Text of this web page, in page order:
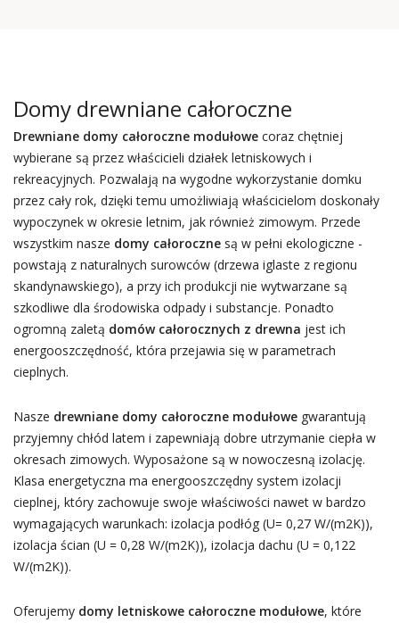
Domy drewniane całoroczne
Drewniane domy całoroczne modułowecoraz chętniej
wybierane są przez właścicieli działek letniskowych i
rekreacyjnych. Pozwalają na wygodne wykorzystanie domku
przez cały rok, dzięki temu umożliwiają właścicielom doskonały
wypoczynek w okresie letnim, jak również zimowym. Przede
wszystkim nasze domy całorocznesą w pełni ekologiczne -
powstają z naturalnych surowców (drzewa iglaste z regionu
skandynawskiego), a przy ich produkcji nie wytwarzane są
szkodliwe dla środowiska odpady i substancje. Ponadto
ogromną zaletą domów całorocznych z drewna jest ich
energooszczędność, która przejawia się w parametrach
cieplnych.
Nasze drewniane domy całoroczne modułowegwarantują
przyjemny chłód latem i zapewniają dobre utrzymanie ciepła w
okresach zimowych. Wyposażone są w nowoczesną izolację.
Klasa energetyczna ma energooszczędny system izolacji
cieplnej, który zachowuje swoje właściwości nawet w bardzo
wymagających warunkach: izolacja podłóg (U= 0,27 W/(m2K)),
izolacja ścian (U = 0,28 W/(m2K)), izolacja dachu (U = 0,122
W/(m2K)).
Oferujemy domy letniskowe całoroczne modułowe, które